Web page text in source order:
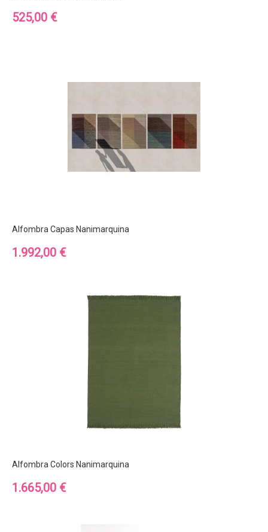
Precio
525,00 €
Alfombra Capas Nanimarquina
Precio
1.992,00 €
Alfombra Colors Nanimarquina
Precio
1.665,00 €